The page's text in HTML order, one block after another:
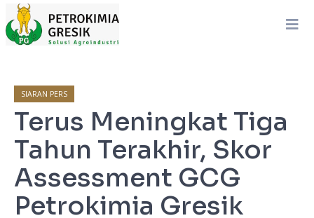
SIARAN PERS
Terus Meningkat Tiga
Tahun Terakhir, Skor
Assessment GCG
Petrokimia Gresik